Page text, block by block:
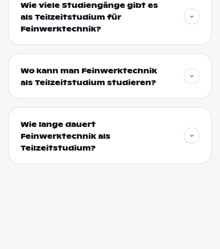
Wie viele Studiengänge gibt es
als Teilzeitstudium für
Feinwerktechnik?
Wo kann man Feinwerktechnik
als Teilzeitstudium studieren?
Wie lange dauert
Feinwerktechnik als
Teilzeitstudium?